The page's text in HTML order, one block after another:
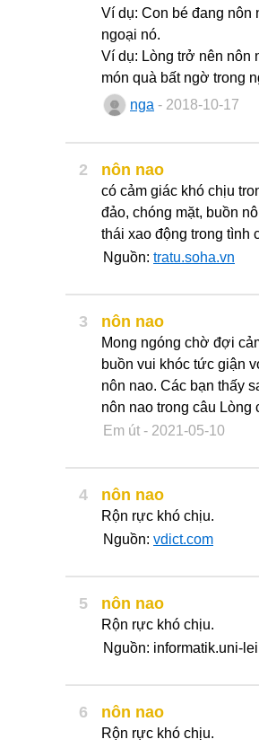
Ví dụ: Con bé đang nôn
ngoại nó.
Ví dụ: Lòng trở nên nôn
món quà bất ngờ trong
nga - 2018-10-17
2 nôn nao
có cảm giác khó chịu
đảo, chóng mặt, buồn
thái xao động trong tình
Nguồn: tratu.soha.vn
3 nôn nao
Mong ngóng chờ đợi
buồn vui khóc tức giận
nôn nao. Các bạn thấy
nôn nao trong câu
Em út - 2021-05-10
4 nôn nao
Rộn rực khó chịu.
Nguồn: vdict.com
5 nôn nao
Rộn rực khó chịu.
Nguồn: informatik.uni-
6 nôn nao
Rộn rực khó chịu.